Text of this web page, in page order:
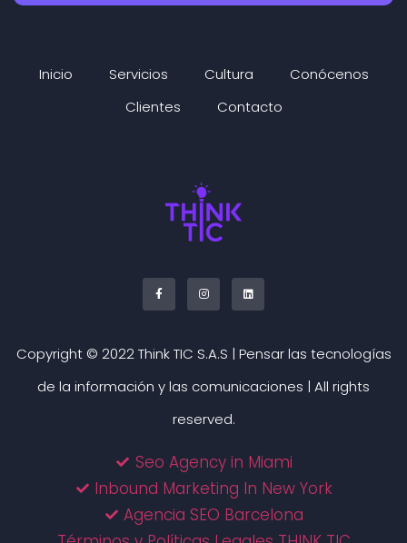
Inicio Servicios Cultura
Conócenos
Clientes
Contacto
Copyright © 2022 Think TIC S.A.S | Pensar las tecnologías
de la información y las comunicaciones | All rights
reserved.
Seo Agency in Miami
Inbound Marketing In New York
Agencia SEO Barcelona